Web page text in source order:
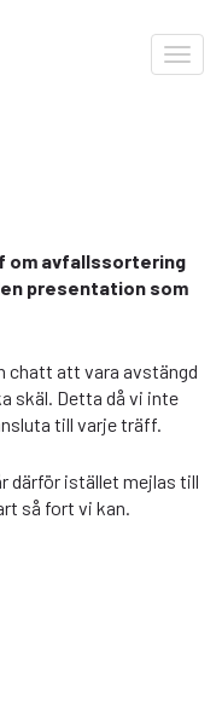
om avfallssortering
presentation som
chatt att vara avstängd
skäl. Detta då vi inte
till varje träff.
därför istället mejlas till
så fort vi kan.